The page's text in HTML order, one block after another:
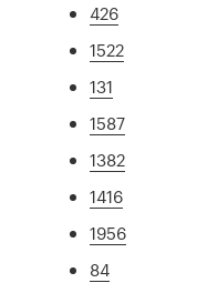
426
1522
131
1587
1382
1416
1956
84